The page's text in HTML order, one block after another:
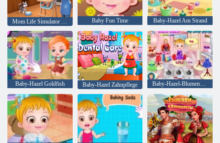
Baby Fun Time Baby-Hazel Am Strand
Baby-Hazel Goldfish Baby-Hazel Zahnpflege Baby-Hazel-Blumen-Mädchen